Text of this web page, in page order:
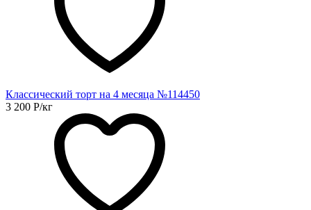
Классический торт на 4 месяца №114450
3 200 Р/кг